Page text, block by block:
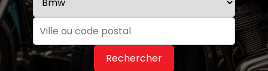
Rechercher